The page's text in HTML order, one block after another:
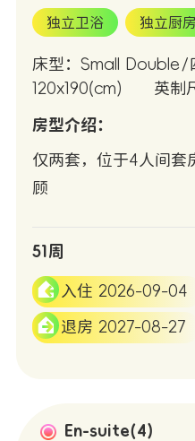
独立卫浴 独立厨房
床型：Small Double/
120x190(cm)
英制
房型介绍：
仅两套，位于4人间套
顾
51周
入住 2026-09-04
退房 2027-08-27
En-suite(4)